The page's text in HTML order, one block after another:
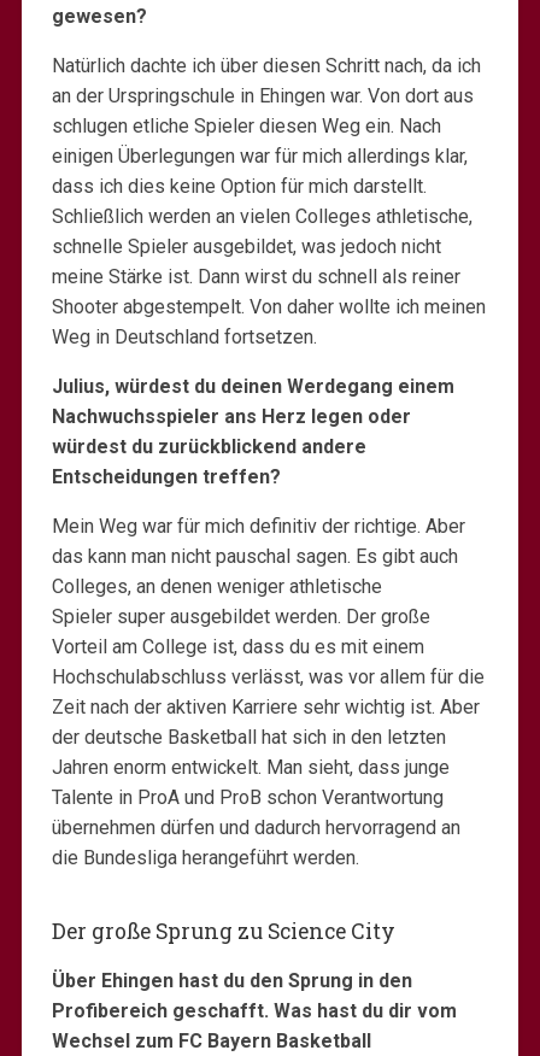
gewesen?
Natürlich dachte ich über diesen Schritt nach, da ich
an der Urspringschule in Ehingen war. Von dort aus
schlugen etliche Spieler diesen Weg ein. Nach
einigen Überlegungen war für mich allerdings klar,
dass ich dies keine Option für mich darstellt.
Schließlich werden an vielen Colleges athletische,
schnelle Spieler ausgebildet, was jedoch nicht
meine Stärke ist. Dann wirst du schnell als reiner
Shooter abgestempelt. Von daher wollte ich meinen
Weg in Deutschland fortsetzen.
Julius, würdest du deinen Werdegang einem
Nachwuchsspieler ans Herz legen oder
würdest du zurückblickend andere
Entscheidungen treffen?
Mein Weg war für mich definitiv der richtige. Aber
das kann man nicht pauschal sagen. Es gibt auch
Colleges, an denen weniger athletische
Spieler super ausgebildet werden. Der große
Vorteil am College ist, dass du es mit einem
Hochschulabschluss verlässt, was vor allem für die
Zeit nach der aktiven Karriere sehr wichtig ist. Aber
der deutsche Basketball hat sich in den letzten
Jahren enorm entwickelt. Man sieht, dass junge
Talente in ProA und ProB schon Verantwortung
übernehmen dürfen und dadurch hervorragend an
die Bundesliga herangeführt werden.
Der große Sprung zu Science City
Über Ehingen hast du den Sprung in den
Profibereich geschafft. Was hast du dir vom
Wechsel zum FC Bayern Basketball